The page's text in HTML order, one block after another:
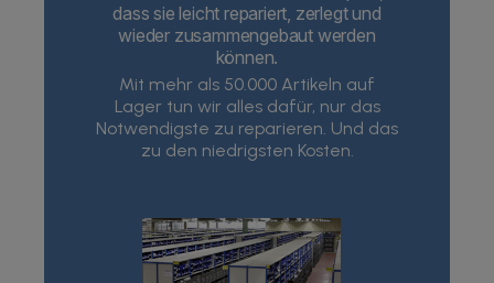
dass sie leicht repariert, zerlegt und
wieder zusammengebaut werden
können.
Mit mehr als 50.000 Artikeln auf
Lager tun wir alles dafür, nur das
Notwendigste zu reparieren. Und das
zu den niedrigsten Kosten.